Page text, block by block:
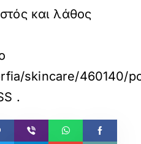
και λάθος
skincare/460140/
.